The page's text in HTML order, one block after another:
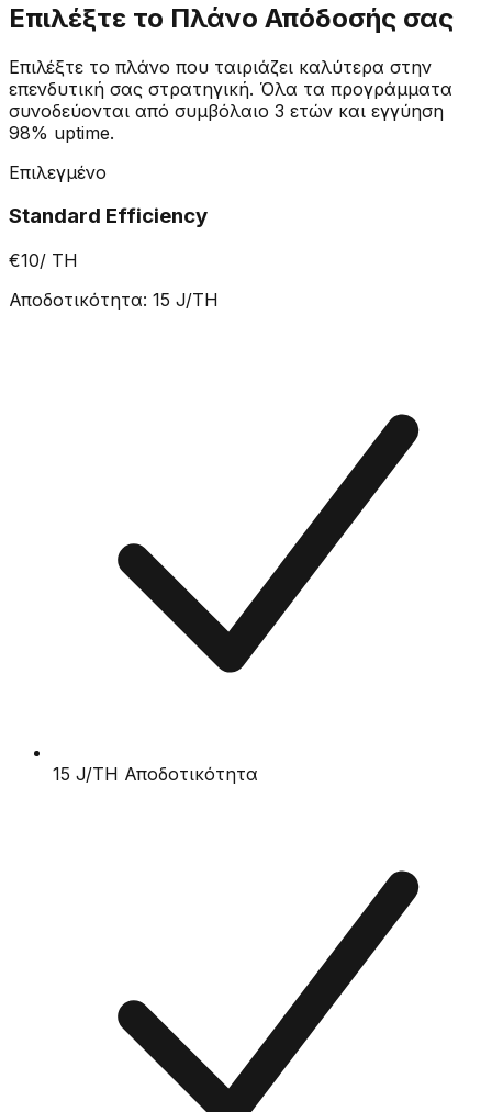
Επιλέξτε το Πλάνο Απόδοσής σας
Επιλέξτε το πλάνο που ταιριάζει καλύτερα στην
επενδυτική σας στρατηγική. Όλα τα προγράμματα
συνοδεύονται από συμβόλαιο 3 ετών και εγγύηση
98% uptime.
Επιλεγμένο
Standard Efficiency
€10/ TH
Αποδοτικότητα: 15 J/TH
15 J/TH Αποδοτικότητα